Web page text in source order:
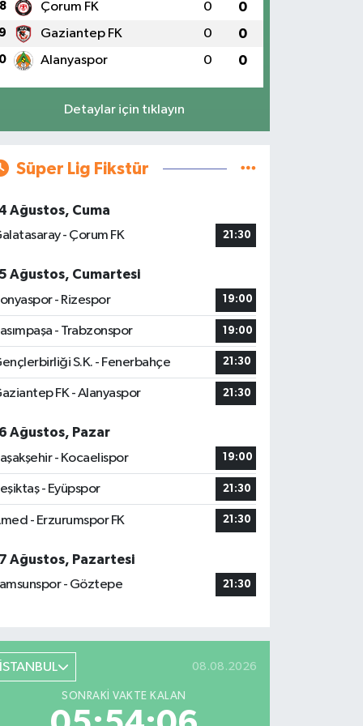
8 Çorum FK 0 0
9 Gaziantep FK 0 0
Alanyaspor 0 0
Detaylar için tıklayın
Süper Lig Fikstür
Ağustos, Cuma
- Çorum FK
21:30
Ağustos, Cumartesi
- Rizespor
19:00
- Trabzonspor 19:00
S.K. - Fenerbahçe 21:30
FK - Alanyaspor 21:30
Ağustos, Pazar
- Kocaelispor
19:00
- Eyüpspor 21:30
- Erzurumspor FK 21:30
Ağustos, Pazartesi
- Göztepe
21:30
İSTANBUL 08.08.2026
SONRAKI VAKTE KALAN